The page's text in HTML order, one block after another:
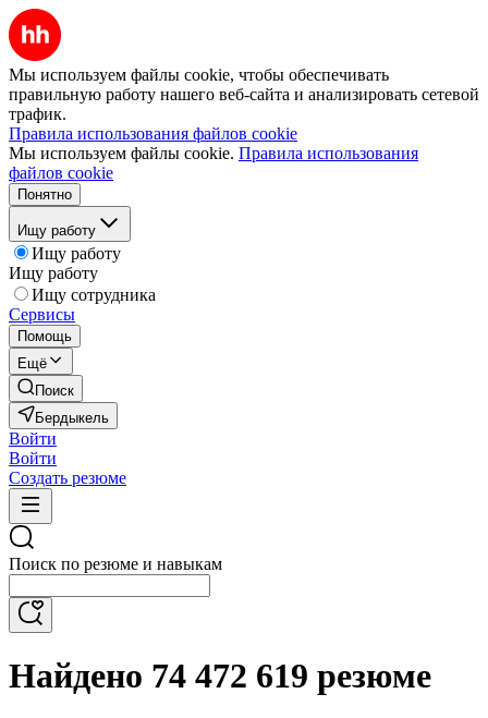
Мы используем файлы cookie, чтобы обеспечивать
правильную работу нашего веб-сайта и анализировать сетевой
трафик.
Правила использования файлов cookie
Мы используем файлы cookie. Правила использования
файлов cookie
Понятно
Ищу работу
Ищу работу
Ищу работу
Ищу сотрудника
Сервисы
Помощь
Ещё
Поиск
Бердыкель
Войти
Войти
Создать резюме
Поиск по резюме и навыкам
Найдено 74 472 619 резюме